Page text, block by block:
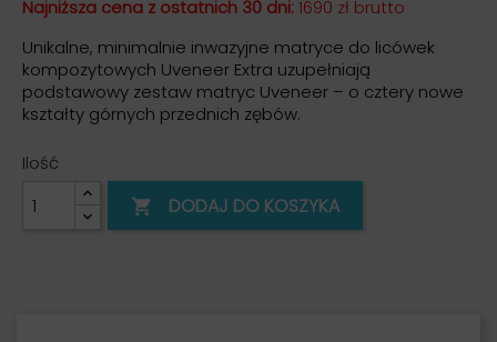
Najniższa cena z ostatnich 30 dni:1690 zł brutto
Unikalne, minimalnie inwazyjne matryce do licówek
kompozytowych Uveneer Extra uzupełniają
podstawowy zestaw matryc Uveneer – o cztery nowe
kształty górnych przednich zębów.
Ilość
 DODAJ DO KOSZYKA